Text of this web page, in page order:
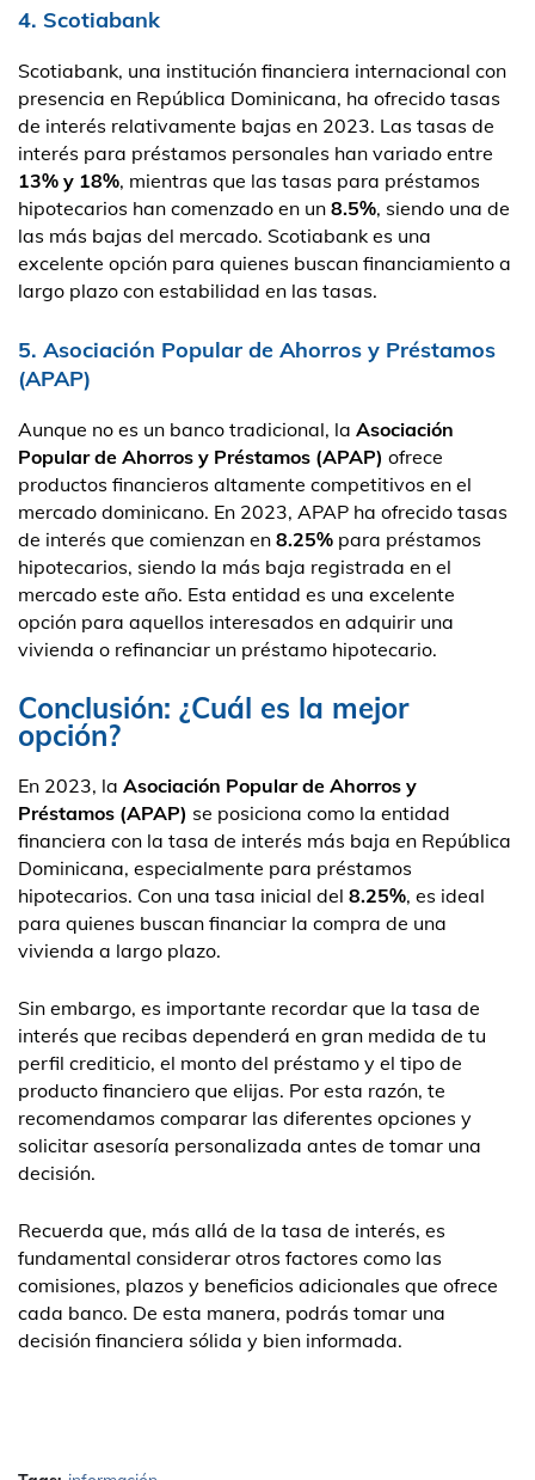
4. Scotiabank
Scotiabank, una institución financiera internacional con
presencia en República Dominicana, ha ofrecido tasas
de interés relativamente bajas en 2023. Las tasas de
interés para préstamos personales han variado entre
13% y 18%, mientras que las tasas para préstamos
hipotecarios han comenzado en un 8.5%, siendo una de
las más bajas del mercado. Scotiabank es una
excelente opción para quienes buscan financiamiento a
largo plazo con estabilidad en las tasas.
5. Asociación Popular de Ahorros y Préstamos
(APAP)
Aunque no es un banco tradicional, la Asociación
Popular de Ahorros y Préstamos (APAP) ofrece
productos financieros altamente competitivos en el
mercado dominicano. En 2023, APAP ha ofrecido tasas
de interés que comienzan en 8.25% para préstamos
hipotecarios, siendo la más baja registrada en el
mercado este año. Esta entidad es una excelente
opción para aquellos interesados en adquirir una
vivienda o refinanciar un préstamo hipotecario.
Conclusión: ¿Cuál es la mejor
opción?
En 2023, la Asociación Popular de Ahorros y
Préstamos (APAP) se posiciona como la entidad
financiera con la tasa de interés más baja en República
Dominicana, especialmente para préstamos
hipotecarios. Con una tasa inicial del 8.25%, es ideal
para quienes buscan financiar la compra de una
vivienda a largo plazo.
Sin embargo, es importante recordar que la tasa de
interés que recibas dependerá en gran medida de tu
perfil crediticio, el monto del préstamo y el tipo de
producto financiero que elijas. Por esta razón, te
recomendamos comparar las diferentes opciones y
solicitar asesoría personalizada antes de tomar una
decisión.
Recuerda que, más allá de la tasa de interés, es
fundamental considerar otros factores como las
comisiones, plazos y beneficios adicionales que ofrece
cada banco. De esta manera, podrás tomar una
decisión financiera sólida y bien informada.